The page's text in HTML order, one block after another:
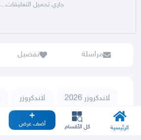
جاري تحميل التعليقات...
مراسلة تفضيل
لاندكروزر 2026 لاندكروزر
الرئيسية كل الأقسام أضف عرض